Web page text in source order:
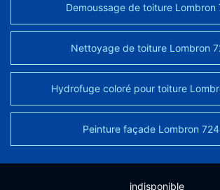
Demoussage de toiture Lombron
Nettoyage de toiture Lombron
Hydrofuge coloré pour toiture
Peinture façade Lombron
indisponible